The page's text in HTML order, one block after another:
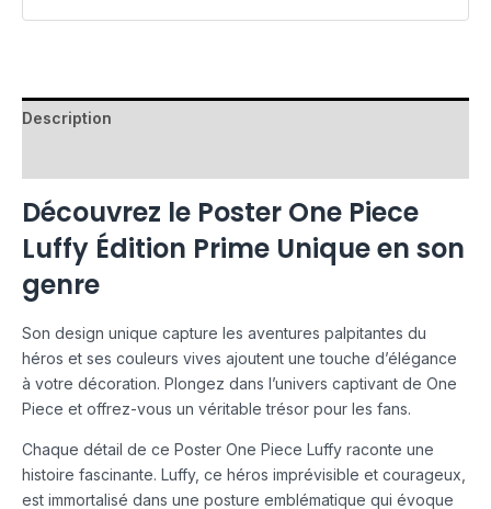
Description
Découvrez le Poster One Piece
Luffy Édition Prime Unique en son
genre
Son design unique capture les aventures palpitantes du
héros et ses couleurs vives ajoutent une touche d’élégance
à votre décoration. Plongez dans l’univers captivant de One
Piece et offrez-vous un véritable trésor pour les fans.
Chaque détail de ce Poster One Piece Luffy raconte une
histoire fascinante. Luffy, ce héros imprévisible et courageux,
est immortalisé dans une posture emblématique qui évoque